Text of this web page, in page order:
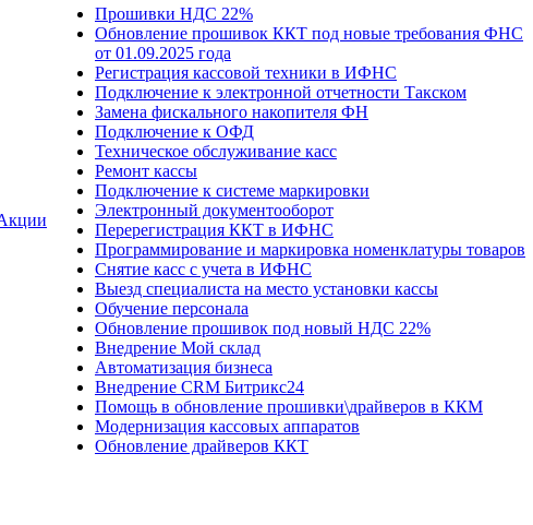
Прошивки НДС 22%
Обновление прошивок ККТ под новые требования ФНС
от 01.09.2025 года
Регистрация кассовой техники в ИФНС
Подключение к электронной отчетности Такском
Замена фискального накопителя ФН
Подключение к ОФД
Техническое обслуживание касс
Ремонт кассы
Подключение к системе маркировки
Электронный документооборот
Перерегистрация ККТ в ИФНС
Программирование и маркировка номенклатуры товаров
Снятие касс с учета в ИФНС
Выезд специалиста на место установки кассы
Обучение персонала
Обновление прошивок под новый НДС 22%
Внедрение Мой склад
Автоматизация бизнеса
Внедрение CRM Битрикс24
Помощь в обновление прошивки\драйверов в ККМ
Модернизация кассовых аппаратов
Обновление драйверов ККТ